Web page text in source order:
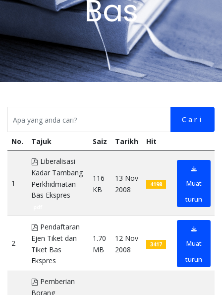
Bas
Cari
No. Tajuk Saiz Tarikh Hit
1
pdf
Liberalisasi
Kadar Tambang
Perkhidmatan
Bas Ekspres
116
KB
13 Nov
2008
4198
Muat
turun
2
pdf
Pendaftaran
Ejen Tiket dan
Tiket Bas
Ekspres
1.70
MB
12 Nov
2008
3417
Muat
turun
pdf
Pemberian
Borang